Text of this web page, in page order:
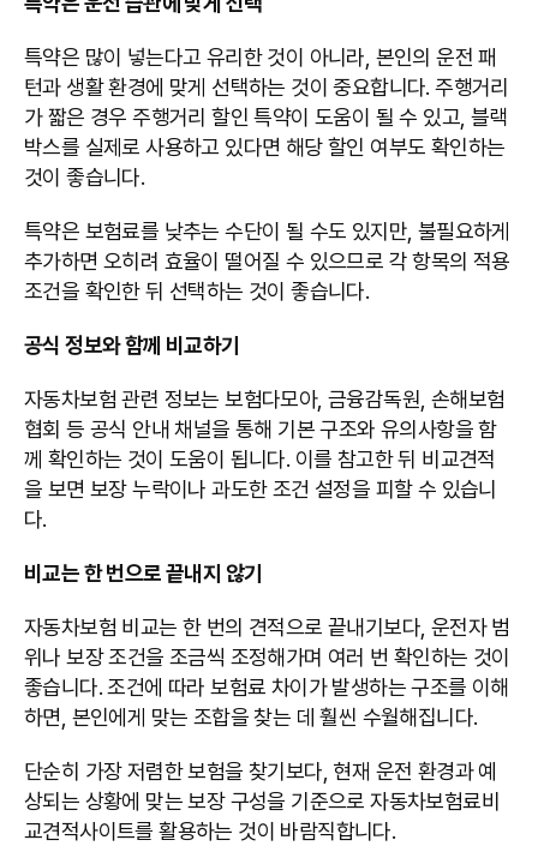
특약은 많이 넣는다고 유리한 것이 아니라, 본인의 운전 패
턴과 생활 환경에 맞게 선택하는 것이 중요합니다. 주행거리
가 짧은 경우 주행거리 할인 특약이 도움이 될 수 있고, 블랙
박스를 실제로 사용하고 있다면 해당 할인 여부도 확인하는
것이 좋습니다.
특약은 보험료를 낮추는 수단이 될 수도 있지만, 불필요하게
추가하면 오히려 효율이 떨어질 수 있으므로 각 항목의 적용
조건을 확인한 뒤 선택하는 것이 좋습니다.
공식 정보와 함께 비교하기
자동차보험 관련 정보는 보험다모아, 금융감독원, 손해보험
협회 등 공식 안내 채널을 통해 기본 구조와 유의사항을 함
께 확인하는 것이 도움이 됩니다. 이를 참고한 뒤 비교견적
을 보면 보장 누락이나 과도한 조건 설정을 피할 수 있습니
다.
비교는 한 번으로 끝내지 않기
자동차보험 비교는 한 번의 견적으로 끝내기보다, 운전자 범
위나 보장 조건을 조금씩 조정해가며 여러 번 확인하는 것이
좋습니다. 조건에 따라 보험료 차이가 발생하는 구조를 이해
하면, 본인에게 맞는 조합을 찾는 데 훨씬 수월해집니다.
단순히 가장 저렴한 보험을 찾기보다, 현재 운전 환경과 예
상되는 상황에 맞는 보장 구성을 기준으로 자동차보험료비
교견적사이트를 활용하는 것이 바람직합니다.